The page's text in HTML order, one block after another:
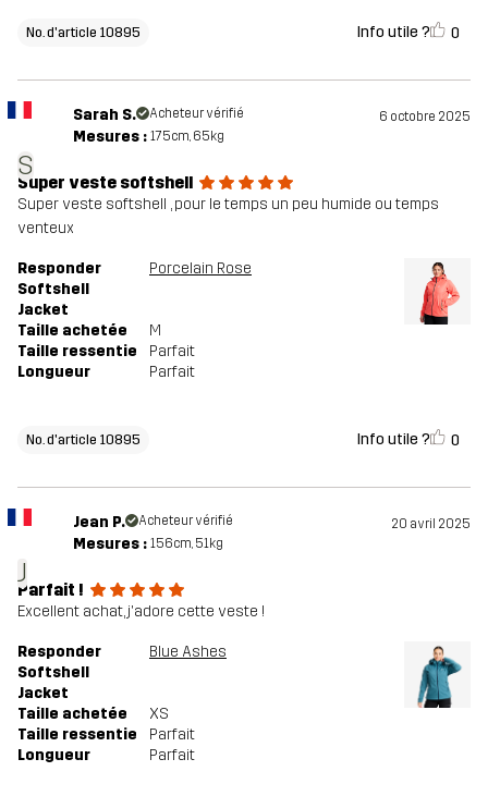
No. d'article 10895 Info utile ? 0
S
Sarah S. Acheteur vérifié 6 octobre 2025
Mesures : 175cm, 65kg
Super veste softshell
Super veste softshell , pour le temps un peu humide ou temps
venteux
Responder
Softshell
Jacket
Porcelain Rose
Taille achetée
M
Taille ressentie
Parfait
Longueur
Parfait
No. d'article 10895 Info utile ? 0
J
Jean P. Acheteur vérifié 20 avril 2025
Mesures : 156cm, 51kg
Parfait !
Excellent achat, j'adore cette veste !
Responder
Softshell
Jacket
Blue Ashes
Taille achetée
XS
Taille ressentie
Parfait
Longueur
Parfait